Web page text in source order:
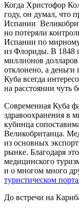
Когда Христофор
году, он думал, что
Испании
но потеряли
Испании по
из Флориды. В 1848
миллионов
отклонено, а
Куба всегда
на расстоянии
Современная Куба
здравоохранения в
кубинца
Великобританца.
из основных
рынке. Благодаря
медицинского
и о многом много
туристическом
До встречи на